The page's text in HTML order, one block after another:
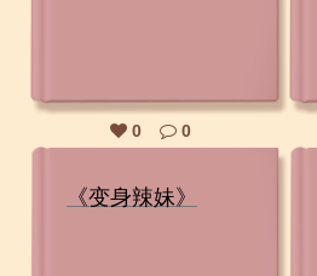
0 0
《变身辣妹》